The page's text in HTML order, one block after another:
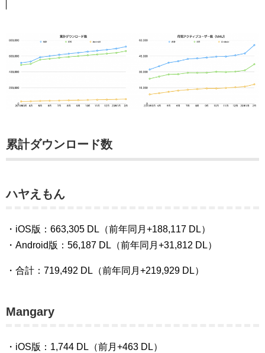
累計ダウンロード数
ハヤえもん
・iOS版：663,305 DL（前年同月+188,117 DL）
・Android版：56,187 DL（前年同月+31,812 DL）
・合計：719,492 DL（前年同月+219,929 DL）
Mangary
・iOS版：1,744 DL（前月+463 DL）